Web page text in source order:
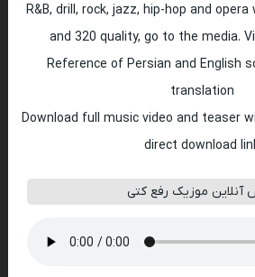
R&B, drill, rock, jazz, hip-hop and
and 320 quality, go to the media.
Reference of Persian and English
translation
Download full music video and teaser
direct download
موزیک رفع کتی